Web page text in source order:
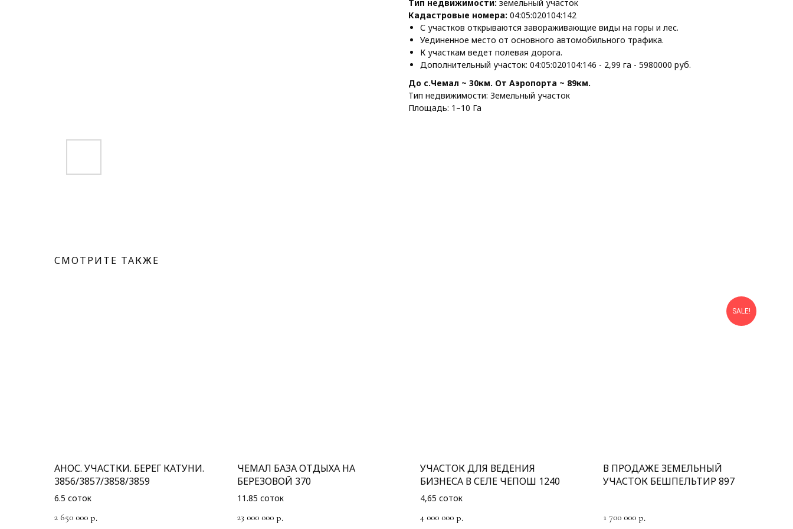
Тип недвижимости: земельный участок
Кадастровые номера: 04:05:020104:142
С участков открываются завораживающие виды на горы и лес.
Уединенное место от основного автомобильного трафика.
К участкам ведет полевая дорога.
Дополнительный участок: 04:05:020104:146 - 2,99 га - 5980000 руб.
До с.Чемал ~ 30км. От Аэропорта ~ 89км.
Тип недвижимости: Земельный участок
Площадь: 1–10 Га
СМОТРИТЕ ТАКЖЕ
АНОС. УЧАСТКИ. БЕРЕГ КАТУНИ.
3856/3857/3858/3859
6.5 соток
2 650 000 р.
ЧЕМАЛ БАЗА ОТДЫХА НА
БЕРЕЗОВОЙ 370
11.85 соток
23 000 000 р.
УЧАСТОК ДЛЯ ВЕДЕНИЯ
БИЗНЕСА В СЕЛЕ ЧЕПОШ 1240
4,65 соток
4 000 000 р.
SALE!
В ПРОДАЖЕ ЗЕМЕЛЬНЫЙ
УЧАСТОК БЕШПЕЛЬТИР 897
1 700 000 р.